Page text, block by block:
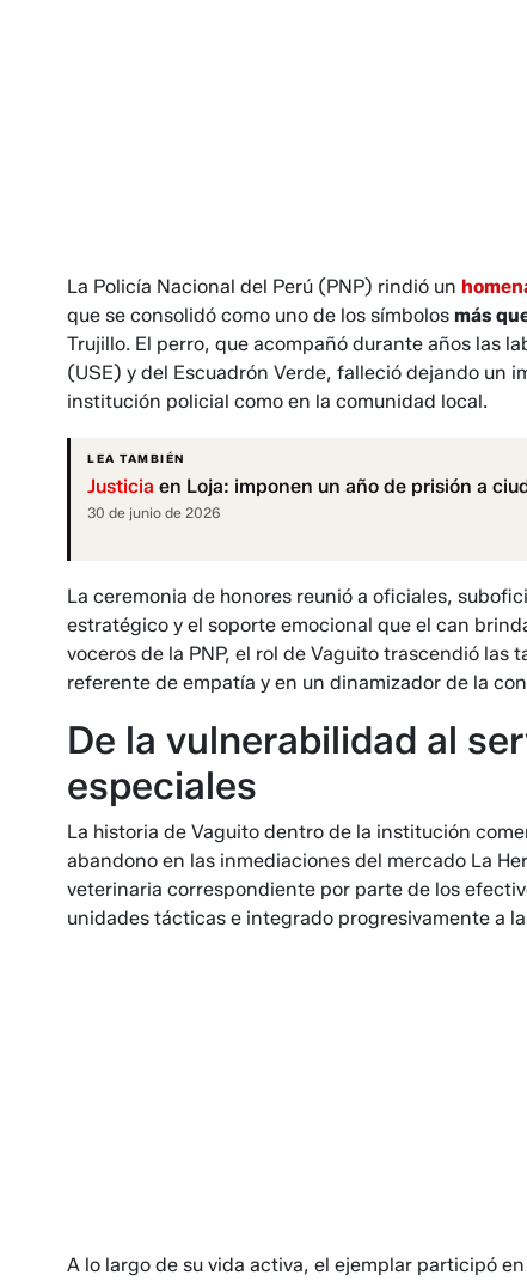
La Policía Nacional del Perú (PNP) rindió un
que se consolidó como uno de los símbolos más
Trujillo. El perro, que acompañó durante años las
(USE) y del Escuadrón Verde, falleció dejando un
institución policial como en la comunidad local.
LEA TAMBIÉN
Justicia en Loja: imponen un año de prisión a
30 de junio de 2026
La ceremonia de honores reunió a oficiales,
estratégico y el soporte emocional que el can
voceros de la PNP, el rol de Vaguito trascendió
referente de empatía y en un dinamizador de la
De la vulnerabilidad al
especiales
La historia de Vaguito dentro de la institución
abandono en las inmediaciones del mercado La
veterinaria correspondiente por parte de los
unidades tácticas e integrado progresivamente a
A lo largo de su vida activa, el ejemplar participó